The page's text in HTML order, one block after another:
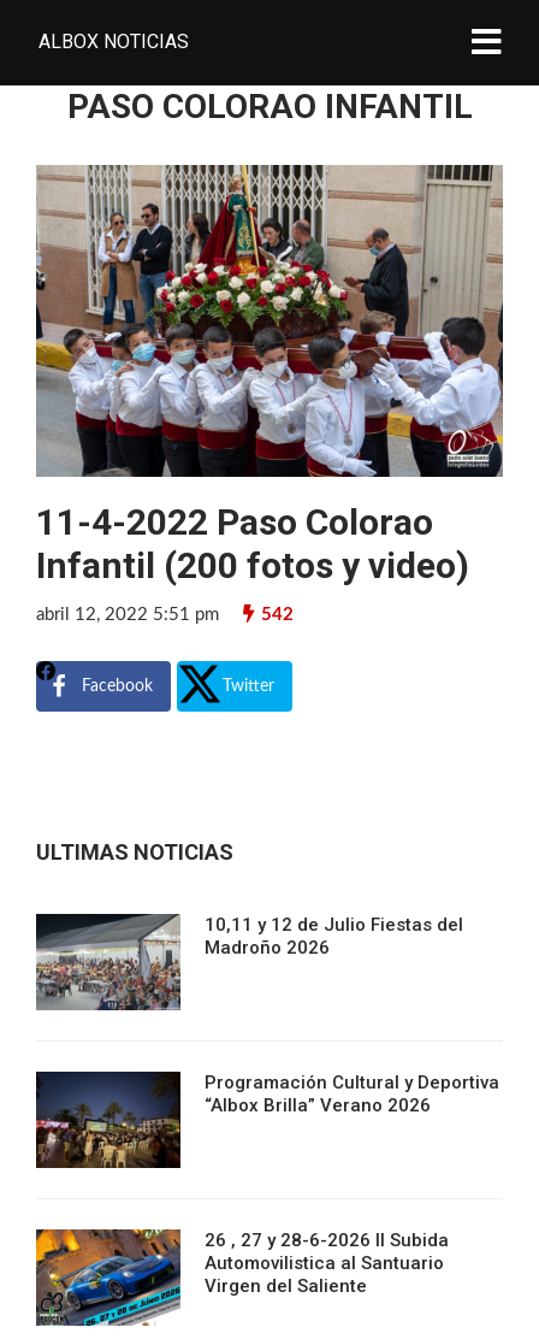
ALBOX NOTICIAS
PASO COLORAO INFANTIL
11-4-2022 Paso Colorao
Infantil (200 fotos y video)
abril 12, 2022 5:51 pm 542
Facebook Twitter
ULTIMAS NOTICIAS
10,11 y 12 de Julio Fiestas del
Madroño 2026
Programación Cultural y Deportiva
“Albox Brilla” Verano 2026
26 , 27 y 28-6-2026 II Subida
Automovilistica al Santuario
Virgen del Saliente